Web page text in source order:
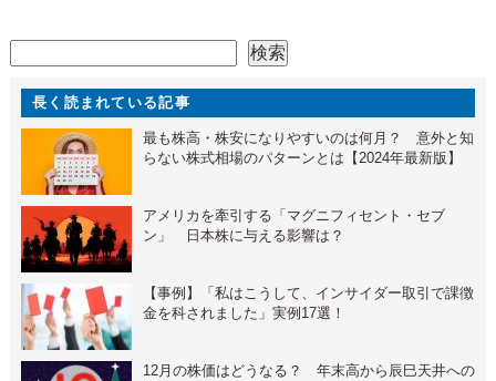
検索
長く読まれている記事
最も株高・株安になりやすいのは何月？ 意外と知
らない株式相場のパターンとは【2024年最新版】
アメリカを牽引する「マグニフィセント・セブ
ン」 日本株に与える影響は？
【事例】「私はこうして、インサイダー取引で課徴
金を科されました」実例17選！
12月の株価はどうなる？ 年末高から辰巳天井への